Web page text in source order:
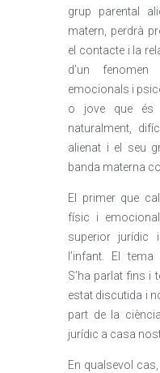
grup parental
matern, perdrà
el contacte i la
d’un
emocionals i
o jove que és
naturalment,
alienat i el seu
banda materna
El primer que
físic i
superior jurídic
l’infant. El
S’ha parlat fins i
estat discutida i
part de la
jurídic a casa
En qualsevol